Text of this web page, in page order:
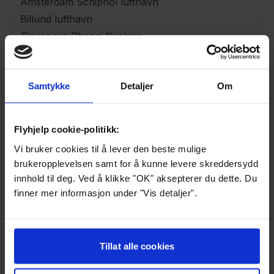
Samtykke Detaljer Om
Flyhjelp cookie-politikk:
Vi bruker cookies til å lever den beste mulige
brukeropplevelsen samt for å kunne levere skreddersydd
innhold til deg. Ved å klikke "OK" aksepterer du dette. Du
finner mer informasjon under "Vis detaljer".
Tillat alle cookies
Billund lufthavn
Singapore Changi flyplass
Bromma Stockholm lufthavn
Ofte stilte spørsmål om flyplassens rolle i
Hvem betaler erstatning når flyet mitt er
forsinket eller kansellert?
Flyselskapet er ansvarlig for erstatning og eventuelle
kan være relevant for hva som skjedde på
I de fleste erstatningssaker er flyselskapet ansvarlig.